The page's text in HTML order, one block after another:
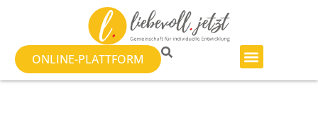
ONLINE-PLATTFORM